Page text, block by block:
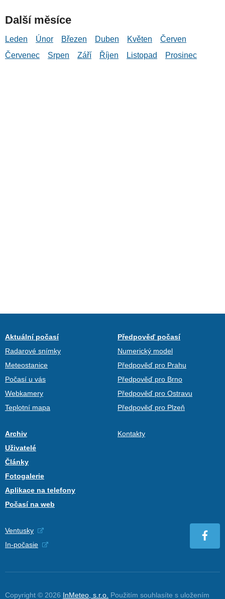
Další měsíce
Leden Únor Březen Duben Květen
Červen
Červenec
Srpen Září Říjen Listopad Prosinec
Aktuální počasí
Radarové snímky
Meteostanice
Počasí u vás
Webkamery
Teplotní mapa
Předpověď počasí
Numerický model
Předpověď pro Prahu
Předpověď pro Brno
Předpověď pro Ostravu
Předpověď pro Plzeň
Archiv
Uživatelé
Články
Fotogalerie
Aplikace na telefony
Počasí na web
Kontakty
Ventusky
In-počasie
Copyright © 2026 InMeteo, s.r.o. Použitím souhlasíte s uložením